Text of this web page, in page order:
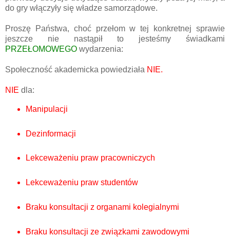
do gry włączyły się władze samorządowe.
Proszę Państwa, choć przełom w tej konkretnej sprawie
jeszcze nie nastąpił to jesteśmy świadkami
PRZEŁOMOWEGO wydarzenia:
Społeczność akademicka powiedziała NIE.
NIE dla:
Manipulacji
Dezinformacji
Lekceważeniu praw pracowniczych
Lekceważeniu praw studentów
Braku konsultacji z organami kolegialnymi
Braku konsultacji ze związkami zawodowymi